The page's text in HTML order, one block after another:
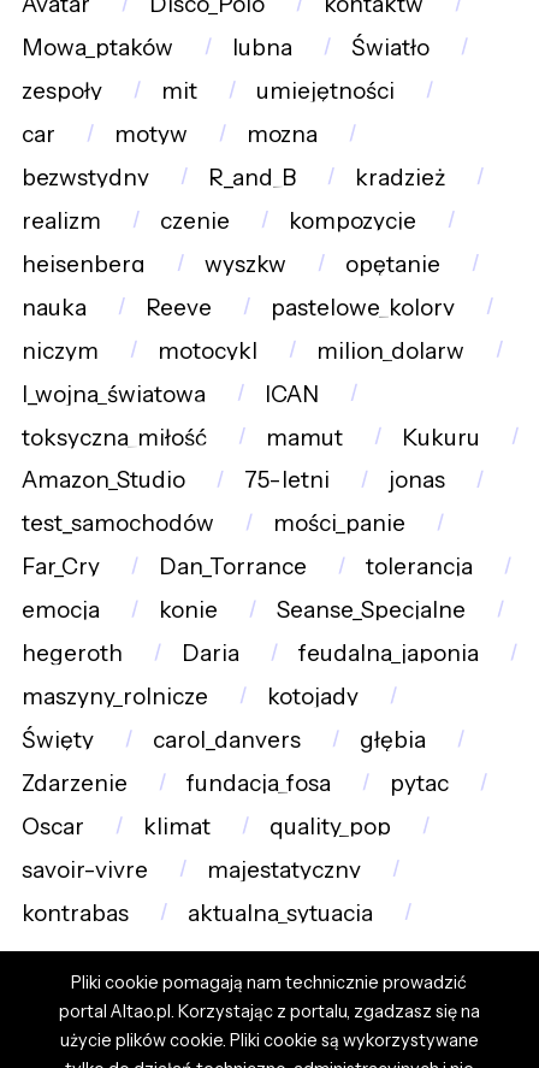
Mowa_ptaków
lubna
Światło
zespoły
mit
umiejętności
car
motyw
mozna
bezwstydny
R_and_B
kradzież
realizm
czenie
kompozycje
heisenberg
wyszkw
opętanie
nauka
Reeve
pastelowe_kolory
niczym
motocykl
milion_dolarw
I_wojna_światowa
ICAN
toksyczna_miłość
mamut
Kukuru
Amazon_Studio
75-letni
jonas
test_samochodów
mości_panie
Far_Cry
Dan_Torrance
tolerancja
emocja
konie
Seanse_Specjalne
hegeroth
Daria
feudalna_japonia
maszyny_rolnicze
kotojady
Święty
carol_danvers
głębia
Zdarzenie
fundacja_fosa
pytac
Oscar
klimat
quality_pop
savoir-vivre
majestatyczny
kontrabas
aktualna_sytuacja
Pliki cookie pomagają nam technicznie prowadzić
portal Altao.pl. Korzystając z portalu, zgadzasz się na
użycie plików cookie. Pliki cookie są wykorzystywane